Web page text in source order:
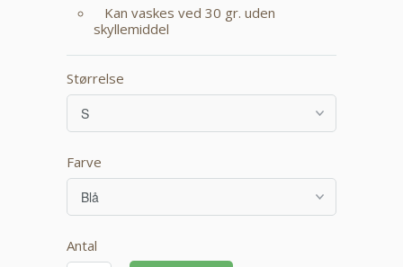
Kan vaskes ved 30 gr. uden
skyllemiddel
Størrelse
Farve
Antal